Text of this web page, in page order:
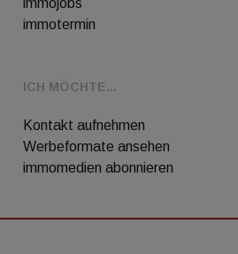
immojobs
immotermin
ICH MÖCHTE...
Kontakt aufnehmen
Werbeformate ansehen
immomedien abonnieren